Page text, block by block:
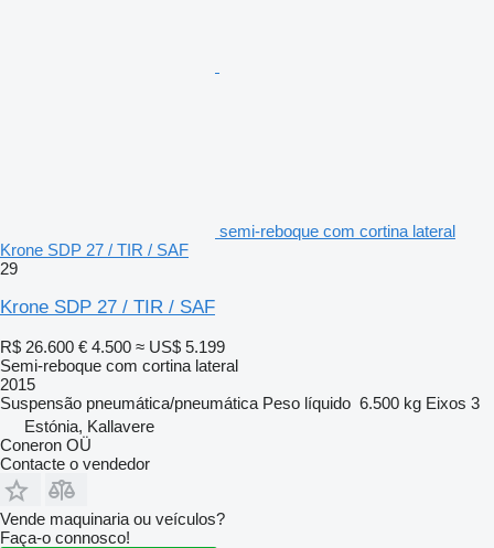
semi-reboque com cortina lateral
Krone SDP 27 / TIR / SAF
29
Krone SDP 27 / TIR / SAF
R$ 26.600 € 4.500 ≈ US$ 5.199
Semi-reboque com cortina lateral
2015
Suspensão pneumática/pneumática Peso líquido 6.500 kg Eixos 3
Estónia, Kallavere
Coneron OÜ
Contacte o vendedor
Vende maquinaria ou veículos?
Faça-o connosco!